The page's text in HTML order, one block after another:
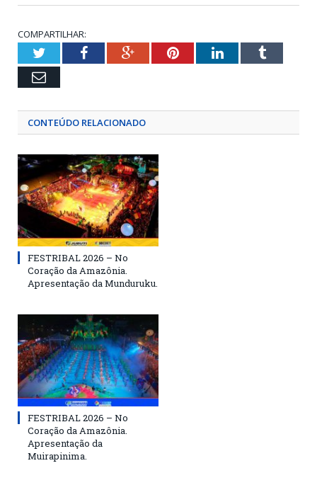
COMPARTILHAR:
TwitterFacebookGoogle+PinterestLinkedInTumblr
Email
CONTEÚDO RELACIONADO
FESTRIBAL 2026 – No
Coração da Amazônia.
Apresentação da Munduruku.
FESTRIBAL 2026 – No
Coração da Amazônia.
Apresentação da
Muirapinima.